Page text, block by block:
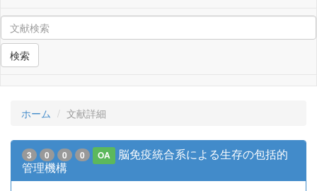
検索
ホーム 文献詳細
3 0 0 0 OA
脳免疫統合系による生存の包括的
管理機構